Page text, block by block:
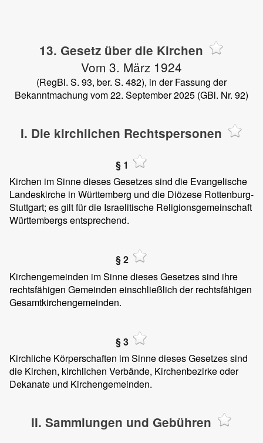
13. Gesetz über die Kirchen
Vom 3. März 1924
(RegBl. S. 93, ber. S. 482), in der Fassung der
Bekanntmachung vom 22. September 2025 (GBl. Nr. 92)
I. Die kirchlichen Rechtspersonen
§ 1
Kirchen im Sinne dieses Gesetzes sind die Evangelische
Landeskirche in Württemberg und die Diözese Rottenburg-
Stuttgart; es gilt für die Israelitische Religionsgemeinschaft
Württembergs entsprechend.
§ 2
Kirchengemeinden im Sinne dieses Gesetzes sind ihre
rechtsfähigen Gemeinden einschließlich der rechtsfähigen
Gesamtkirchengemeinden.
§ 3
Kirchliche Körperschaften im Sinne dieses Gesetzes sind
die Kirchen, kirchlichen Verbände, Kirchenbezirke oder
Dekanate und Kirchengemeinden.
II. Sammlungen und Gebühren